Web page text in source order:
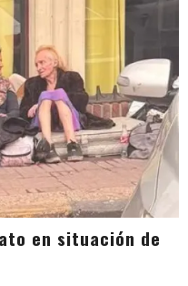
en situación de